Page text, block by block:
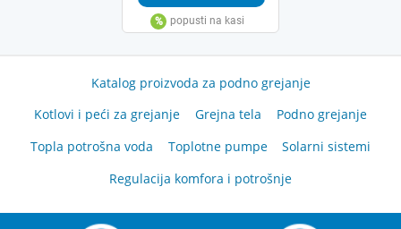
Katalog proizvoda za podno grejanje
Kotlovi i peći za grejanje
Grejna tela
Podno grejanje
Topla potrošna voda
Toplotne pumpe
Solarni sistemi
Regulacija komfora i potrošnje